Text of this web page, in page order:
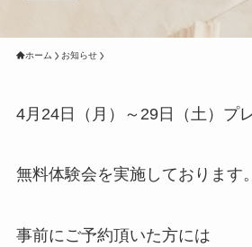
ホーム お知らせ
4月24日（月）～29日（土）プ
無料体験会を実施しております。
事前にご予約頂いた方には